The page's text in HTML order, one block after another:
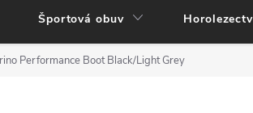
Športová obuv
Performance Boot Black/Light Grey